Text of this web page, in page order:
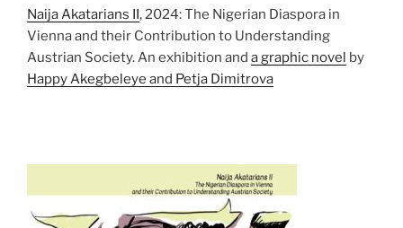
Naija Akatarians II, 2024: The Nigerian Diaspora in
Vienna and their Contribution to Understanding
Austrian Society. An exhibition and a graphic novel by
Happy Akegbeleye and Petja Dimitrova